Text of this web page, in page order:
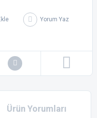
Yorum Yaz
Ürün Yorumları